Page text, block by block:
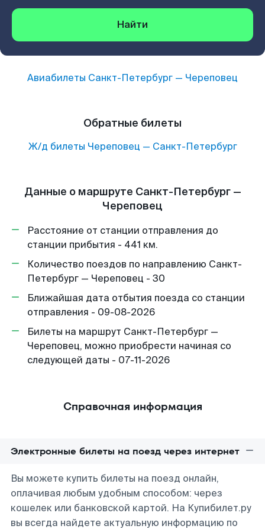
Найти
Авиабилеты Санкт-Петербург — Череповец
Обратные билеты
Ж/д билеты Череповец — Санкт-Петербург
Данные о маршруте Санкт-Петербург —
Череповец
Расстояние от станции отправления до
станции прибытия - 441 км.
Количество поездов по направлению Санкт-
Петербург — Череповец - 30
Ближайшая дата отбытия поезда со станции
отправления - 09-08-2026
Билеты на маршрут Санкт-Петербург —
Череповец, можно приобрести начиная со
следующей даты - 07-11-2026
Справочная информация
Электронные билеты на поезд через интернет
Вы можете купить билеты на поезд онлайн,
оплачивая любым удобным способом: через
кошелек или банковской картой. На Купибилет.ру
вы всегда найдете актуальную информацию по